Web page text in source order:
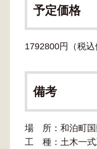
予定価格
1792800円（税込
備考
場 所：和泊町国
工 種：土木一式